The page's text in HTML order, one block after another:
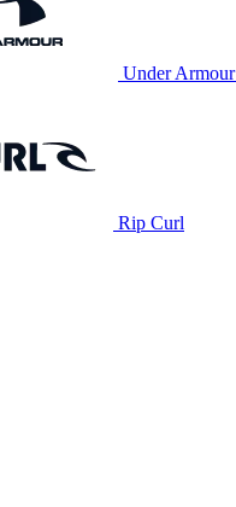
Under Armour
Rip Curl